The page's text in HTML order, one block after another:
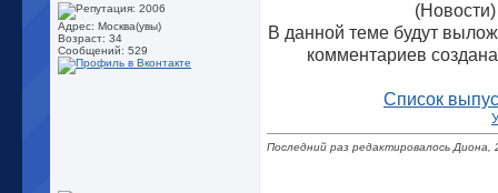
Адрес: Москва(увы)
Возраст: 34
Сообщений: 529
(Новости)
В данной теме будут
комментариев
Список
Последний раз редактировалось Диона,